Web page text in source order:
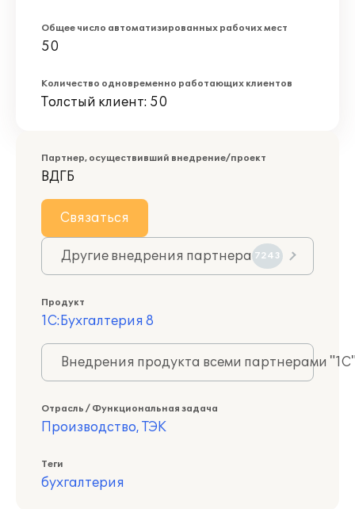
Общее число автоматизированных рабочих мест
50
Количество одновременно работающих клиентов
Толстый клиент: 50
Партнер, осуществивший внедрение/проект
ВДГБ
Связаться
Другие внедрения партнера 7243
Продукт
1С:Бухгалтерия 8
Внедрения продукта всеми партнерами
Отрасль / Функциональная задача
Производство, ТЭК
Теги
бухгалтерия